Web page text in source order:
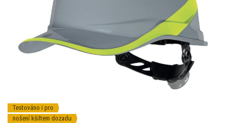
Testováno i pro
nošení kšiltem dozadu